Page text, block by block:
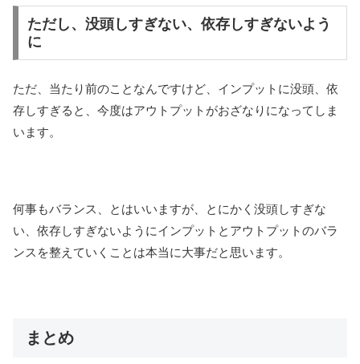
ただし、没頭しすぎない、依存しすぎないよう
に
ただ、当たり前のことなんですけど、インプットに没頭、依
存しすぎると、今度はアウトプットがおざなりになってしま
います。
何事もバランス、とはいいますが、とにかく没頭しすぎな
い、依存しすぎないようにインプットとアウトプットのバラ
ンスを整えていくことは本当に大事だと思います。
まとめ